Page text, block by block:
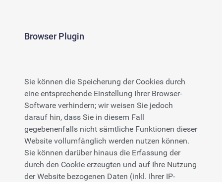
Browser Plugin
Sie können die Speicherung der Cookies durch
eine entsprechende Einstellung Ihrer Browser-
Software verhindern; wir weisen Sie jedoch
darauf hin, dass Sie in diesem Fall
gegebenenfalls nicht sämtliche Funktionen dieser
Website vollumfänglich werden nutzen können.
Sie können darüber hinaus die Erfassung der
durch den Cookie erzeugten und auf Ihre Nutzung
der Website bezogenen Daten (inkl. Ihrer IP-